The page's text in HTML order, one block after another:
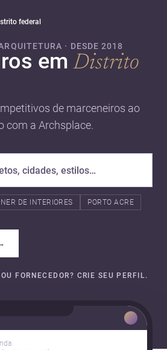
federal
· DESDE 2018
emDistrito
de marceneiros ao
com a Archsplace.
DE INTERIORES PORTO ACRE
FORNECEDOR? CRIE SEU PERFIL.